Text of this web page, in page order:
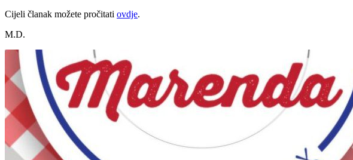
Cijeli članak možete pročitati ovdje.
M.D.